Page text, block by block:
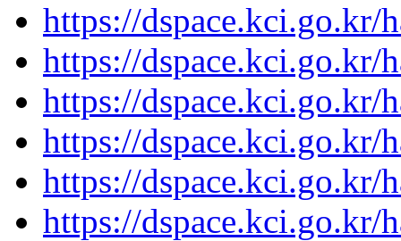
https://dspace.kci.go.kr/
https://dspace.kci.go.kr/
https://dspace.kci.go.kr/
https://dspace.kci.go.kr/
https://dspace.kci.go.kr/
https://dspace.kci.go.kr/